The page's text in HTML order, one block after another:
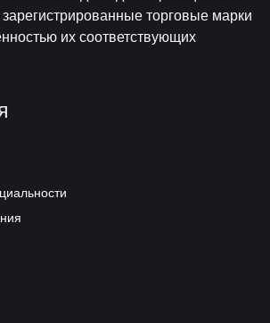
торговые марки
их соответствующих